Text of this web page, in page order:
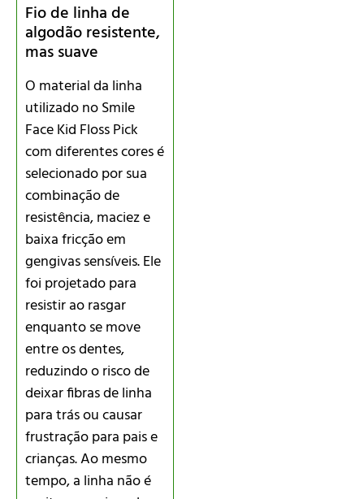
Fio de linha de
algodão resistente,
mas suave
O material da linha
utilizado no Smile
Face Kid Floss Pick
com diferentes cores é
selecionado por sua
combinação de
resistência, maciez e
baixa fricção em
gengivas sensíveis. Ele
foi projetado para
resistir ao rasgar
enquanto se move
entre os dentes,
reduzindo o risco de
deixar fibras de linha
para trás ou causar
frustração para pais e
crianças. Ao mesmo
tempo, a linha não é